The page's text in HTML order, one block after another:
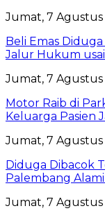
Jumat, 7
Beli Emas
Jalur Hukum
Jumat, 7 Agustus
Motor Raib di
Keluarga Pasien
Jumat, 7 Agustus
Diduga Dibacok
Palembang
Jumat, 7 Agustus